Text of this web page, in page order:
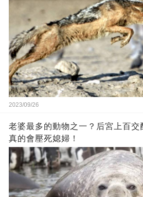
2023/09/26
老婆最多的動物之一？后宮上百交
真的會壓死媳婦！